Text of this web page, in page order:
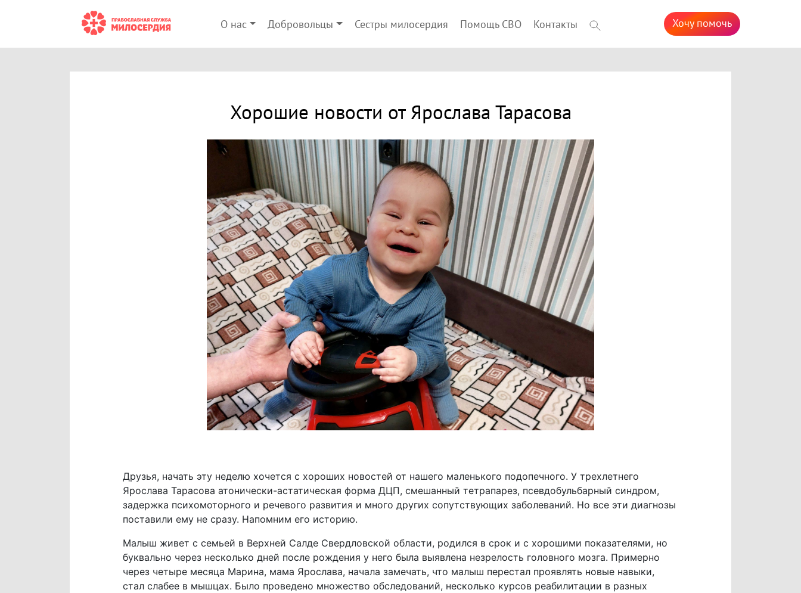
О нас Добровольцы Сестры милосердия Помощь СВО Контакты Хочу помочь
Хорошие новости от Ярослава Тарасова
Друзья, начать эту неделю хочется с хороших новостей от нашего маленького подопечного. У трехлетнего
Ярослава Тарасова атонически-астатическая форма ДЦП, смешанный тетрапарез, псевдобульбарный синдром,
задержка психомоторного и речевого развития и много других сопутствующих заболеваний. Но все эти диагнозы
поставили ему не сразу. Напомним его историю.
Малыш живет с семьей в Верхней Салде Свердловской области, родился в срок и с хорошими показателями, но
буквально через несколько дней после рождения у него была выявлена незрелость головного мозга. Примерно
через четыре месяца Марина, мама Ярослава, начала замечать, что малыш перестал проявлять новые навыки,
стал слабее в мышцах. Было проведено множество обследований, несколько курсов реабилитации в разных